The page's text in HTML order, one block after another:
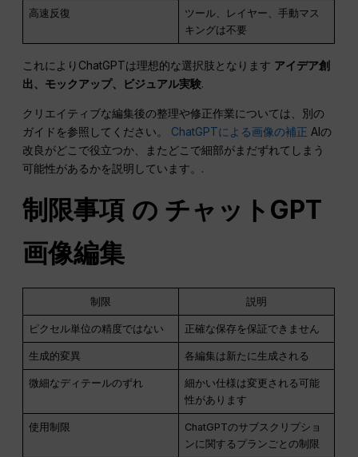
高速反復
ツール、レイヤー、手動マス
キングは不要
これによりChatGPTは理想的な選択肢となります アイデア創
出、モックアップ、ビジュアル実験.
クリエイティブな編集後の整理や修正作業については、別の
ガイドを参照してください。 ChatGPTによる画像の補正 AIの
改良がどこで役立つか、またどこで細部がまだずれてしまう
可能性があるかを説明しています。.
制限事項 の チャットGPT
画像編集
制限 説明
ピクセル単位の精度ではない 正確な保存を保証できません
生成的変異 各編集は新たに生成される
微細なディテールのずれ
細かい仕様は変更される可能
性があります
使用制限
ChatGPTのサブスクリプショ
ンに関するプランごとの制限